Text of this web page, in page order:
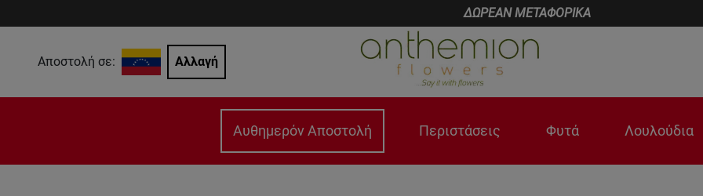
ΔΩΡΕΑΝ ΜΕΤΑΦΟΡΙΚΑ
Αποστολή σε: Αλλαγή
Αυθημερόν Αποστολή Περιστάσεις Φυτά Λουλούδια